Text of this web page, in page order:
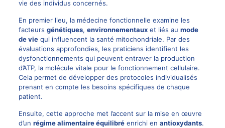
vie des individus concernés.
En premier lieu, la médecine fonctionnelle examine les
facteurs génétiques, environnementauxet liés au mode
de viequi influencent la santé mitochondriale. Par des
évaluations approfondies, les praticiens identifient les
dysfonctionnements qui peuvent entraver la production
d’ATP, la molécule vitale pour le fonctionnement cellulaire.
Cela permet de développer des protocoles individualisés
prenant en compte les besoins spécifiques de chaque
patient.
Ensuite, cette approche met l’accent sur la mise en œuvre
d’un régime alimentaire équilibréenrichi en antioxydants.